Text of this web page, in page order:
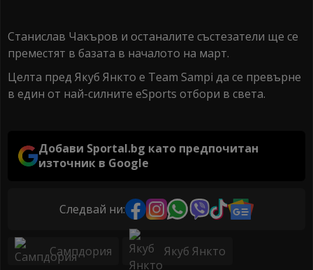
Станислав Чакъров и останалите състезатели ще се
преместят в базата в началото на март.
Целта пред Якуб Янкто е Team Sampi да се превърне
в един от най-силните eSports отбори в света.
Добави Sportal.bg като предпочитан
източник в Google
Следвай ни:
Сампдория Якуб Янкто